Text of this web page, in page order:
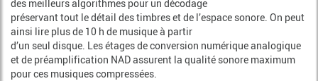
des meilleurs algorithmes pour un décodage
préservant tout le détail des timbres et de l’espace sonore. On peut
ainsi lire plus de 10 h de musique à partir
d’un seul disque. Les étages de conversion numérique analogique
et de préamplification NAD assurent la qualité sonore maximum
pour ces musiques compressées.